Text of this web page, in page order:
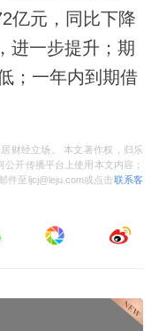
亿元，同比下降
进一步提升；期
；一年内到期借
财经立场。 本文著作权，归乐
开传播平台上使用本文内容；
件至ljcj@leju.com或点击联系客